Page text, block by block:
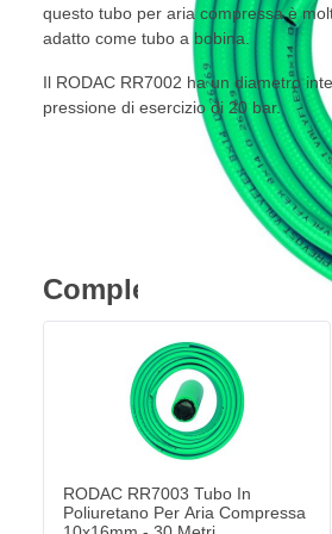
questo tubo per aria compressa è
adatto come tubo a bobina.
Il RODAC RR7002 ha un diametro
pressione di esercizio di 20 bar.
Completa l'acquisto
RODAC RR7003 Tubo In
Poliuretano Per Aria Compressa